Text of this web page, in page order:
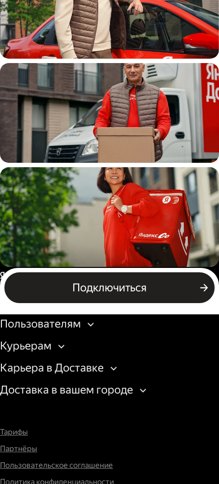
Автокурьер
Водитель
грузовой машины
Пеший курьер
Подключиться
Россия
Бизнесу
Пользователям
Курьерам
Карьера в Доставке
Доставка в вашем городе
Тарифы
Партнёры
Пользовательское соглашение
Политика конфиденциальности